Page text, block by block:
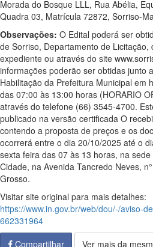
Morada do Bosque LLL, Rua Abélia,
Quadra 03, Matrícula 72872, Sorriso-
Observações: O Edital poderá ser
de Sorriso, Departamento de
expediente ou através do site
informações poderão ser obtidas junto
Habilitação da Prefeitura Municipal em
das 07:00 às 13:00 horas (HORARIO
através do telefone (66) 3545-4700.
publicado na versão certificada O
contendo a proposta de preços e os
ocorrerá entre o dia 20/10/2025 até o
sexta feira das 07 às 13 horas, na
Cidade, na Avenida Tancredo Neves,
Grosso.
Visitar site original para mais detalhes:
https://www.in.gov.br/web/dou/-/aviso-
662331964
Compartilhar
Ver mais da